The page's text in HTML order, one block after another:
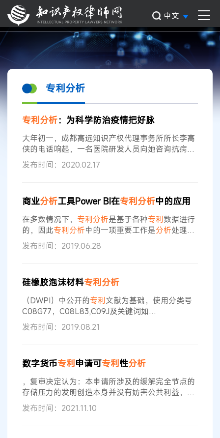
中文
专利分析
专利分析：为科学防治疫情把好脉
大年初一，成都高远知识产权代理事务所所长李高
侠的电话响起，一名医院研发人员向她咨询抗病毒
化合物相关 专利问题。接到电话后，李高侠立即组
织专利 代理师就该领域展开
能接到电话。”李高侠在接受本报记者采访时表示。
“希望可以运用自己的专业优势，为全国抗击疫情做
出贡献。”李高侠告诉记者，她是四川
发布时间：2020.02.17
商业分析工具Power BI在专利分析中的应用
在多数情况下， 专利分析是基于各种专利数据进行
的，因此专利分析中的一项重要工作是分析处理专
利数据。虽然多种工具（如Excel和一些
系统）已被用于分析专利
析人员的工具学习成本。而多数
过运行分析 模板实现既定的分析任务，因此其提供
的分析功能有限，难以满足分析
发布时间：2019.06.28
硅橡胶泡沫材料专利分析
（DWPI）中公开的专利文献为基础，使用分类号
C08G77，C08L83,C09J及关键词如
“rubber,pore+,sponge?,foam?”等进行检索并逐篇
筛选，以今年6月6日之前公开的
公开有18个月的滞后期，因此2017年至2018年的
数据仅供参考。 日本企业实力强劲 笔者经检索发
现，全球
发布时间：2019.08.21
数字货币专利申请可专利性分析
，复审决定认为：本申请所涉及的缓解完全节点的
存储压力的发明创造本身并没有妨害公共利益，只
有在被用于比特币发行、融资、结算、清算等服务
时才会妨害公共利益，因此，不属于
发布时间：2021.11.10